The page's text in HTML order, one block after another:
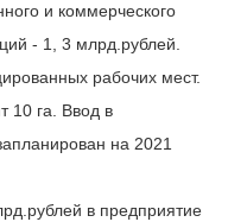
и коммерческого
- 1, 3 млрд.рублей.
рабочих мест.
10 га. Ввод в
на 2021
в предприятие